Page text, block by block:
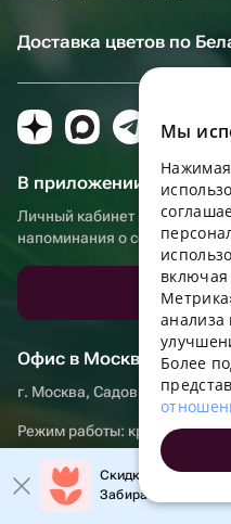
Доставка цветов по
В приложении еще
Личный кабинет получателя,
напоминания о событиях
Офис в Москве
г. Москва, Садовническая
Режим работы: круглосуточно
Скидка до 10% на
Забирайте
Мы
включая
анализа
Более